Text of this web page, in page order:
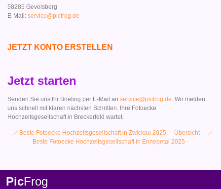
58285 Gevelsberg
E-Mail: service@picfrog.de
JETZT KONTO ERSTELLEN
Jetzt starten
Senden Sie uns Ihr Briefing per E-Mail an service@picfrog.de. Wir melden
uns schnell mit klaren nächsten Schritten. Ihre Fotoecke
Hochzeitsgesellschaft in Breckerfeld wartet.
✅ Beste Fotoecke Hochzeitsgesellschaft in Zwickau 2025 Übersicht
✅
Beste Fotoecke Hochzeitsgesellschaft in Ennepetal 2025
PicFrog